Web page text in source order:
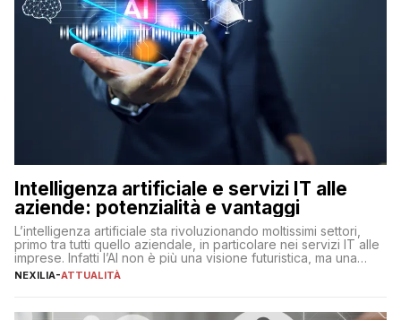
Intelligenza artificiale e servizi IT alle
aziende: potenzialità e vantaggi
L’intelligenza artificiale sta rivoluzionando moltissimi settori,
primo tra tutti quello aziendale, in particolare nei servizi IT alle
imprese. Infatti l’AI non è più una visione futuristica, ma una
realtà operativa che sta portando a un cambio significativo in
operazioni, bensì comporta […]
NEXILIA-ATTUALITÀ